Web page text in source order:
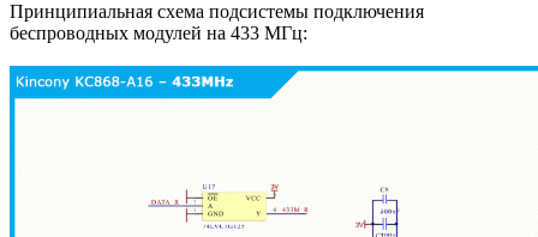
Принципиальная схема подсистемы подключения
беспроводных модулей на 433 МГц: